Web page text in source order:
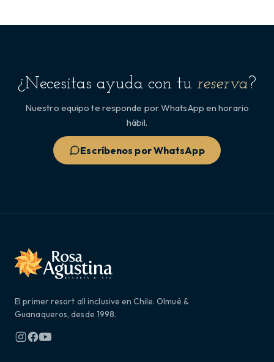
¿Necesitas ayuda con tu reserva?
Nuestro equipo te responde por WhatsApp en horario
hábil.
Escríbenos por WhatsApp
El primer resort all inclusive en Chile. Olmué &
Guanaqueros, desde 1998.